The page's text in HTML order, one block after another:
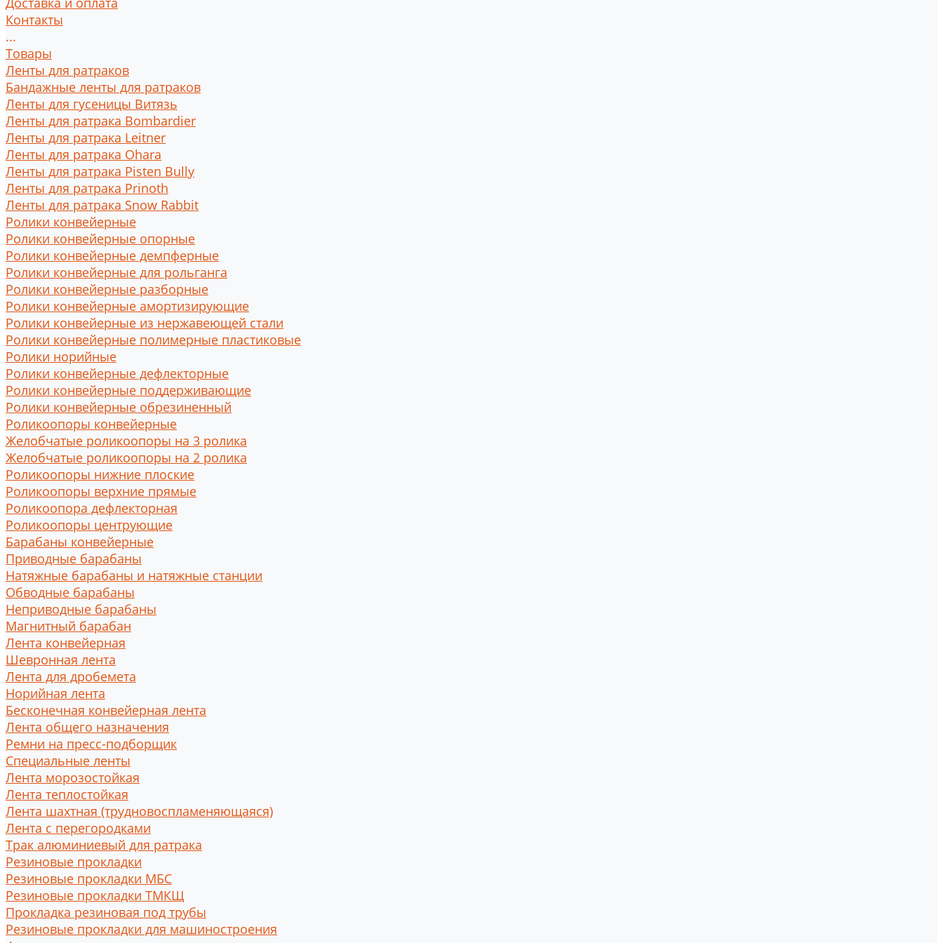
Контакты
...
Товары
Ленты для ратраков
Бандажные ленты для ратраков
Ленты для гусеницы Витязь
Ленты для ратрака Bombardier
Ленты для ратрака Leitner
Ленты для ратрака Ohara
Ленты для ратрака Pisten Bully
Ленты для ратрака Prinoth
Ленты для ратрака Snow Rabbit
Ролики конвейерные
Ролики конвейерные опорные
Ролики конвейерные демпферные
Ролики конвейерные для рольганга
Ролики конвейерные разборные
Ролики конвейерные амортизирующие
Ролики конвейерные из нержавеющей стали
Ролики конвейерные полимерные пластиковые
Ролики норийные
Ролики конвейерные дефлекторные
Ролики конвейерные поддерживающие
Ролики конвейерные обрезиненный
Роликоопоры конвейерные
Желобчатые роликоопоры на 3 ролика
Желобчатые роликоопоры на 2 ролика
Роликоопоры нижние плоские
Роликоопоры верхние прямые
Роликоопора дефлекторная
Роликоопоры центрующие
Барабаны конвейерные
Приводные барабаны
Натяжные барабаны и натяжные станции
Обводные барабаны
Неприводные барабаны
Магнитный барабан
Лента конвейерная
Шевронная лента
Лента для дробемета
Норийная лента
Бесконечная конвейерная лента
Лента общего назначения
Ремни на пресс-подборщик
Специальные ленты
Лента морозостойкая
Лента теплостойкая
Лента шахтная (трудновоспламеняющаяся)
Лента с перегородками
Трак алюминиевый для ратрака
Резиновые прокладки
Резиновые прокладки МБС
Резиновые прокладки ТМКЩ
Прокладка резиновая под трубы
Резиновые прокладки для машиностроения